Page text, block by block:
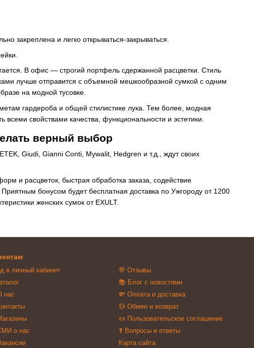
закреплена и легко открываться-закрываться.
В офис — строгий портфель сдержанной расцветки. Стиль
лучше отправится с объемной мешкообразной сумкой с одним
на модной тусовке.
гардероба и общей стилистике лука. Тем более, модная
свойствами качества, функциональности и эстетики.
верный выбор
Giudi, Gianni Conti, Mywalit, Hedgren и т.д., ждут своих
и расцветок, быстрая обработка заказа, содействие
бонусом будет бесплатная доставка по Ужгороду от 1200
женских сумок от EXULT.
в личный кабинет
нас
о нас
💬 Отзывы
📚 Блог с новостями
💸 Оплата и доставка
💱 Обмен и возврат
📜 Пользовательское соглашение
❓ Вопросы и ответы
Карта сайта